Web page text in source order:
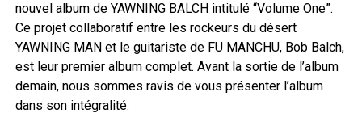
nouvel album de YAWNING BALCH intitulé “Volume One”.
Ce projet collaboratif entre les rockeurs du désert
YAWNING MAN et le guitariste de FU MANCHU, Bob Balch,
est leur premier album complet. Avant la sortie de l’album
demain, nous sommes ravis de vous présenter l’album
dans son intégralité.